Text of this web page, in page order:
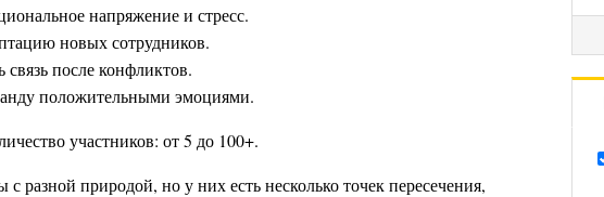
напряжение и стресс.
новых сотрудников.
связь после конфликтов.
положительными эмоциями.
участников: от 5 до 100+.
разной природой, но у них есть несколько точек пересечения,